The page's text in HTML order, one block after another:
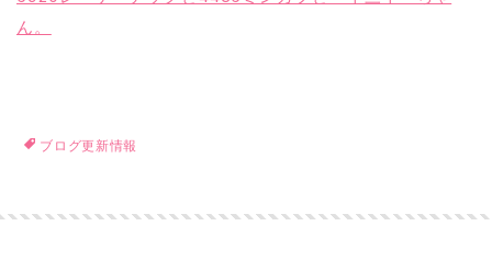
ん。
ブログ更新情報